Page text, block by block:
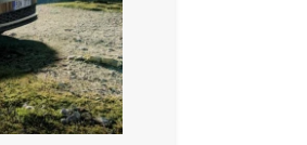
v odstínu Dark